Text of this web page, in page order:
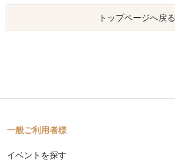
トップページへ戻る
一般ご利用者様
イベントを探す